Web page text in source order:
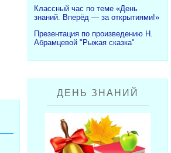
Классный час по теме «День
знаний. Вперёд — за открытиями!»
Презентация по произведению Н.
Абрамцевой "Рыжая сказка"
ДЕНЬ ЗНАНИЙ